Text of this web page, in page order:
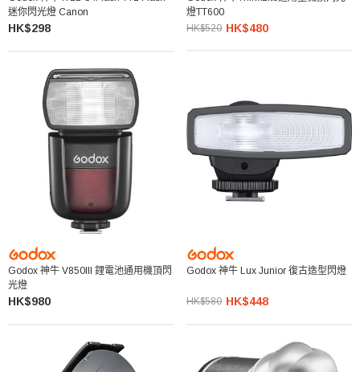
迷你閃光燈 Canon
HK$298
燈TT600
HK$520 HK$480
Godox 神牛 V850III 鋰電池通用機頂閃
光燈
HK$980
Godox 神牛 Lux Junior 復古造型閃燈
HK$580 HK$448